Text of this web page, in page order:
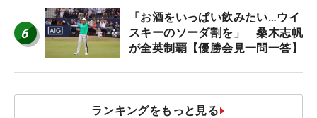
6
「お酒をいっぱい飲みたい…ウイ
スキーのソーダ割を」 桑木志帆
が全英制覇【優勝会見一問一答】
ランキングをもっと見る